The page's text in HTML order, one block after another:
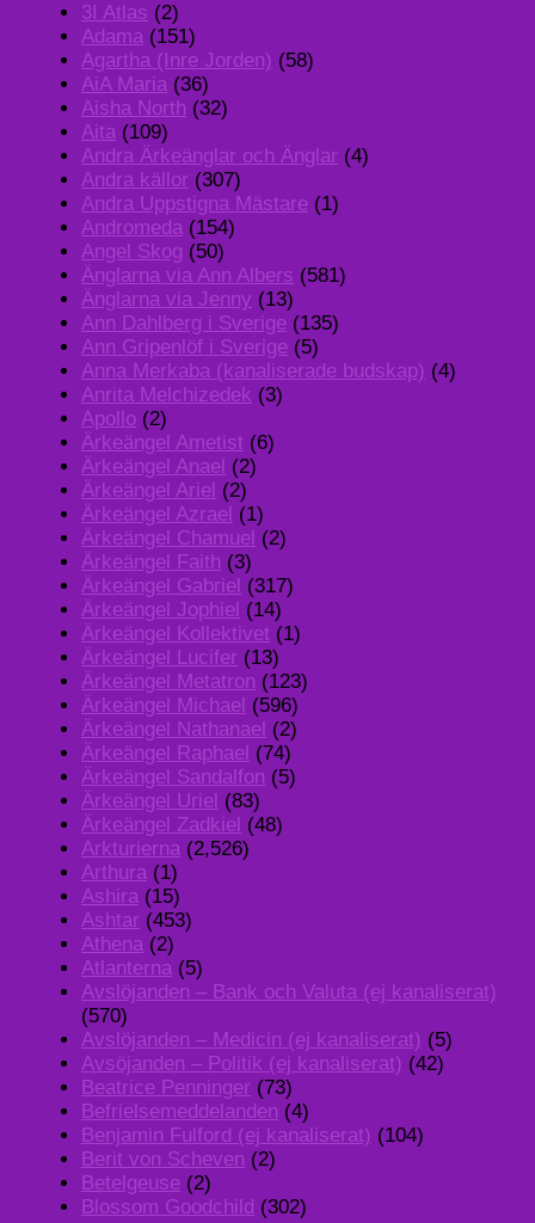
3I Atlas (2)
Adama (151)
Agartha (Inre Jorden) (58)
AiA Maria (36)
Aisha North (32)
Aita (109)
Andra Ärkeänglar och Änglar (4)
Andra källor (307)
Andra Uppstigna Mästare (1)
Andromeda (154)
Angel Skog (50)
Änglarna via Ann Albers (581)
Änglarna via Jenny (13)
Ann Dahlberg i Sverige (135)
Ann Gripenlöf i Sverige (5)
Anna Merkaba (kanaliserade budskap) (4)
Anrita Melchizedek (3)
Apollo (2)
Ärkeängel Ametist (6)
Ärkeängel Anael (2)
Ärkeängel Ariel (2)
Ärkeängel Azrael (1)
Ärkeängel Chamuel (2)
Ärkeängel Faith (3)
Ärkeängel Gabriel (317)
Ärkeängel Jophiel (14)
Ärkeängel Kollektivet (1)
Ärkeängel Lucifer (13)
Ärkeängel Metatron (123)
Ärkeängel Michael (596)
Ärkeängel Nathanael (2)
Ärkeängel Raphael (74)
Ärkeängel Sandalfon (5)
Ärkeängel Uriel (83)
Ärkeängel Zadkiel (48)
Arkturierna (2,526)
Arthura (1)
Ashira (15)
Ashtar (453)
Athena (2)
Atlanterna (5)
Avslöjanden – Bank och Valuta (ej kanaliserat)
(570)
Avslöjanden – Medicin (ej kanaliserat) (5)
Avsöjanden – Politik (ej kanaliserat) (42)
Beatrice Penninger (73)
Befrielsemeddelanden (4)
Benjamin Fulford (ej kanaliserat) (104)
Berit von Scheven (2)
Betelgeuse (2)
Blossom Goodchild (302)